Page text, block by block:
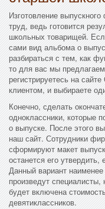
Изготовление
труд, ведь готовится
школьных товарищей.
сами вид альбома о
разбираться с тем, как
то для вас мы
регистрируетесь на
клиентом, и выбираете
Конечно, сделать
одноклассники, которые
о выпуске. После этого
наш сайт. Сотрудники
сформируют макет
останется его
Данный вариант
произведут специалисты,
будет включена
девятиклассников.